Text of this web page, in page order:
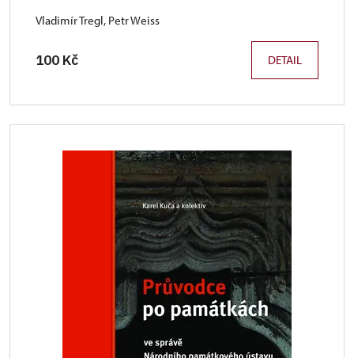
Vladimír Tregl, Petr Weiss
100 Kč DETAIL